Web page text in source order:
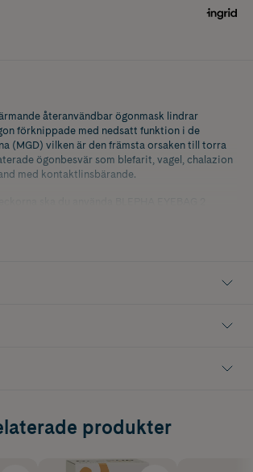
återanvändbar ögonmask lindrar
förknippade med nedsatt funktion i de
(MGD) vilken är den främsta orsaken till torra
ögonbesvär som blefarit, vagel, chalazion
med kontaktlinsbärande.
är 3 till 4 gånger i veckan normalt, men
en gång om dagen. Lämplig för barn från 3
eller ammande kvinnor.
produkter